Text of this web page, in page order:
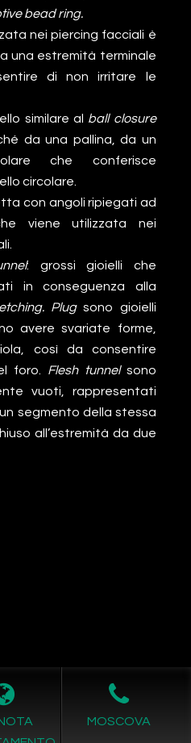
bead ring.
nei piercing facciali è
una estremità terminale
di non irritare le
similare al ball closure
da una pallina, da un
che conferisce
circolare.
con angoli ripiegati ad
viene utilizzata nei
: grossi gioielli che
in conseguenza alla
Plugsono gioielli
avere svariate forme,
così da consentire
foro. Flesh tunnel sono
vuoti, rappresentati
segmento della stessa
all’estremità da due
-Richiesta Cancellazione Dati
MOSCOVA